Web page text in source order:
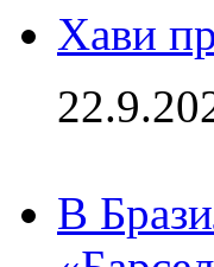
Хави
В